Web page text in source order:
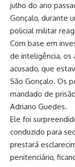
julho do ano
Gonçalo, durante
policial militar
Com base em
de inteligência, os
acusado, que
São Gonçalo. Os
mandado de
Adriano Guedes.
Ele foi
conduzido para
prestará
penitenciário,